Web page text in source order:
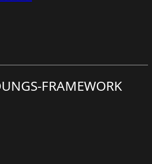
FRAMEWORK